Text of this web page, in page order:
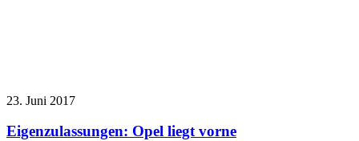
23. Juni 2017
Eigenzulassungen: Opel liegt vorne